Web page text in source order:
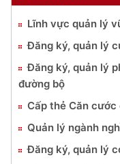
Lĩnh vực quản lý
Đăng ký, quản lý
Đăng ký, quản lý
đường bộ
Cấp thẻ Căn cước
Quản lý ngành
Đăng ký, quản lý